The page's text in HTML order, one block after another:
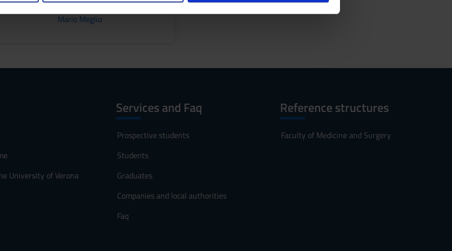
e social media, i quali potrebbero combinarle con altre informazioni che hai fornito loro o
Academic staff
Mario Meglio
University of Verona
Services and Faq
Prospective students
Students
Graduates
Companies and local authorities
Faq
Reference structures
Faculty of Medicine and Surgery